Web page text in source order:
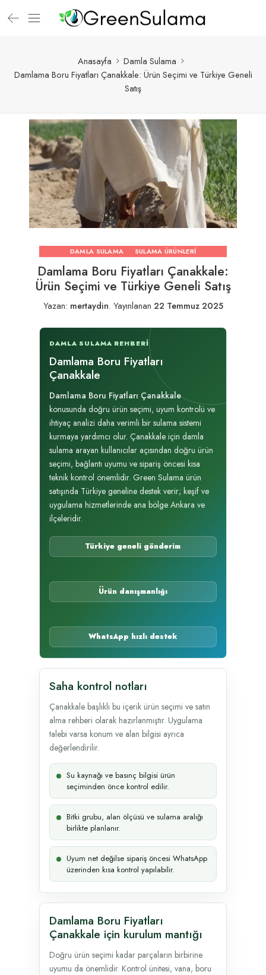
Anasayfa
Damla Sulama
Damlama Boru Fiyatları Çanakkale: Ürün Seçimi ve Türkiye Geneli
Satış
DAMLA SULAMA SULAMA ÜRÜNLERI
Damlama Boru Fiyatları Çanakkale:
Ürün Seçimi ve Türkiye Geneli Satış
Yazan: mertaydin. Yayınlanan 22 Temmuz 2025
DAMLA SULAMA REHBERI
Damlama Boru Fiyatları
Çanakkale
Damlama Boru Fiyatları Çanakkale
konusunda doğru ürün seçimi, uyum kontrolü ve
ihtiyaç analizi daha verimli bir sulama sistemi
kurmaya yardımcı olur. Çanakkale için damla
sulama arayan kullanıcılar açısından doğru ürün
seçimi, bağlantı uyumu ve sipariş öncesi kısa
teknik kontrol önemlidir. Green Sulama ürün
satışında Türkiye geneline destek verir; keşif ve
uygulama hizmetlerinde ana bölge Ankara ve
ilçeleridir.
Türkiye geneli gönderim
Ürün danışmanlığı
WhatsApp hızlı destek
Saha kontrol notları
Çanakkale başlıklı bu içerik ürün seçimi ve satın
alma rehberi olarak hazırlanmıştır. Uygulama
talebi varsa konum ve alan bilgisi ayrıca
değerlendirilir.
Su kaynağı ve basınç bilgisi ürün
seçiminden önce kontrol edilir.
Bitki grubu, alan ölçüsü ve sulama aralığı
birlikte planlanır.
Uyum net değilse sipariş öncesi WhatsApp
üzerinden kısa kontrol yapılabilir.
Damlama Boru Fiyatları
Çanakkale için kurulum mantığı
Doğru ürün seçimi kadar parçaların birbirine
uyumu da önemlidir. Kontrol ünitesi, vana, boru